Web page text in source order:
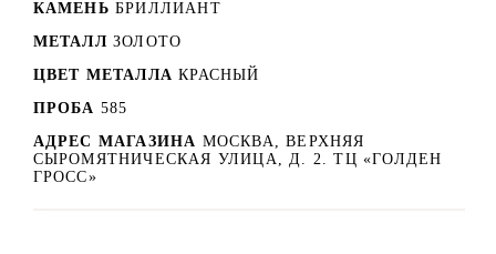
КАМЕНЬ БРИЛЛИАНТ
МЕТАЛЛ ЗОЛОТО
ЦВЕТ МЕТАЛЛА КРАСНЫЙ
ПРОБА 585
АДРЕС МАГАЗИНА МОСКВА, ВЕРХНЯЯ
СЫРОМЯТНИЧЕСКАЯ УЛИЦА, Д. 2. ТЦ «ГОЛДЕН
ГРОСС»